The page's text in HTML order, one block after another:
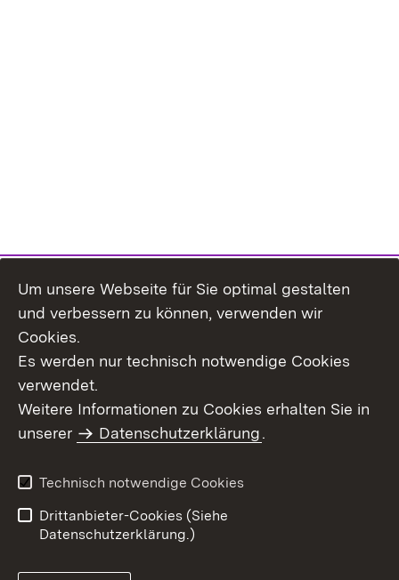
Themenübersicht
Barrierefreiheit
Um unsere Webseite für Sie optimal gestalten
und verbessern zu können, verwenden wir
Cookies.
Es werden nur technisch notwendige Cookies
verwendet.
Weitere Informationen zu Cookies erhalten Sie in
unserer
Datenschutzerklärung.
Technisch notwendige Cookies
Drittanbieter-Cookies (Siehe
Datenschutzerklärung.)